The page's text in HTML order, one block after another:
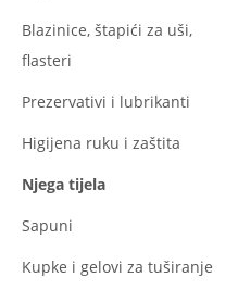
Blazinice, štapići za uši,
flasteri
Prezervativi i lubrikanti
Higijena ruku i zaštita
Njega tijela
Sapuni
Kupke i gelovi za tuširanje